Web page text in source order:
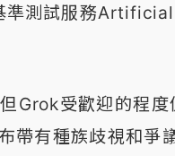
準測試服務
Grok受歡迎的程
有種族歧視和爭